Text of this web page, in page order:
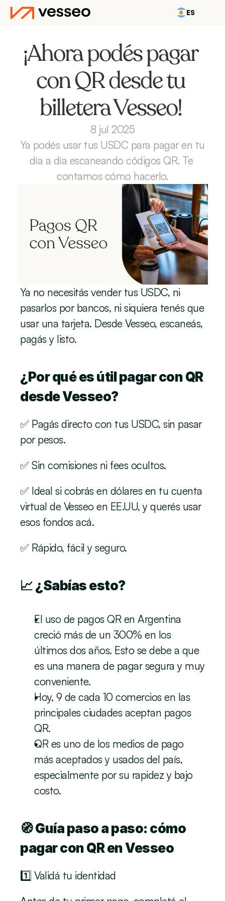
ES
¡Ahora podés pagar
con QR desde tu
billetera Vesseo!
8 jul 2025
Ya podés usar tus USDC para pagar en tu
día a día escaneando códigos QR. Te
contamos cómo hacerlo.
Ya no necesitás vender tus USDC, ni
pasarlos por bancos, ni siquiera tenés que
usar una tarjeta. Desde Vesseo, escaneás,
pagás y listo.
¿Por qué es útil pagar con QR
desde Vesseo?
✅ Pagás directo con tus USDC, sin pasar
por pesos.
✅ Sin comisiones ni fees ocultos.
✅ Ideal si cobrás en dólares en tu cuenta
virtual de Vesseo en EE.UU, y querés usar
esos fondos acá.
✅ Rápido, fácil y seguro.
📈 ¿Sabías esto?
El uso de pagos QR en Argentina
creció más de un 300% en los
últimos dos años. Esto se debe a que
es una manera de pagar segura y muy
conveniente.
Hoy, 9 de cada 10 comercios en las
principales ciudades aceptan pagos
QR.
QR es uno de los medios de pago
más aceptados y usados del país,
especialmente por su rapidez y bajo
costo.
🧭 Guía paso a paso: cómo
pagar con QR en Vesseo
1️⃣ Validá tu identidad